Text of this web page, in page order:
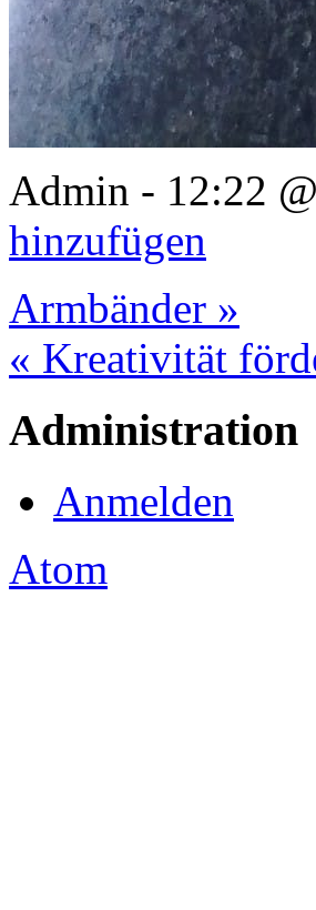
Admin - 12:22 @
hinzufügen
Armbänder »
« Kreativität
Administration
Anmelden
Atom